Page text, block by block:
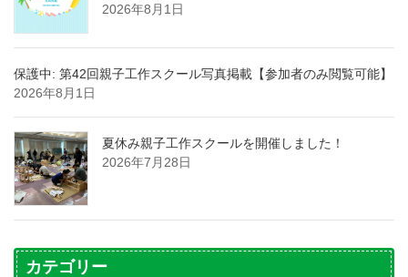
2026年8月1日
保護中: 第42回親子工作スクール写真掲載【参加者のみ閲覧可能】
2026年8月1日
夏休み親子工作スクールを開催しました！
2026年7月28日
カテゴリー